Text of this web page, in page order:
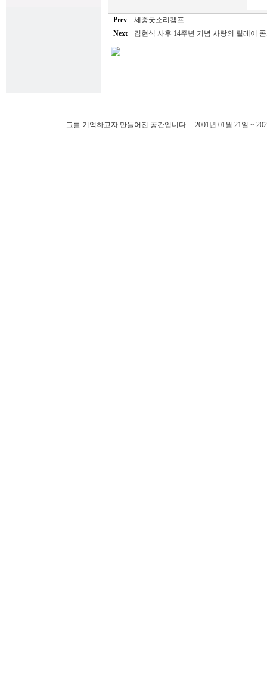
Prev
세중굿소리캠프
Next
김현식 사후 14주년 기념 사랑의 릴레이
그를 기억하고자 만들어진 공간입니다… 2001년 01월 21일 ~